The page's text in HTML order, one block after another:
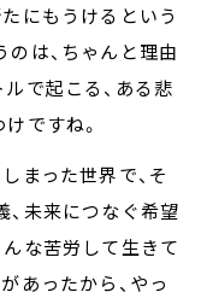
にもうけるという
は、ちゃんと理由
で起こる、ある悲
ですね。
まった世界で、そ
未来につなぐ希望
な苦労して生きて
あったから、やっ